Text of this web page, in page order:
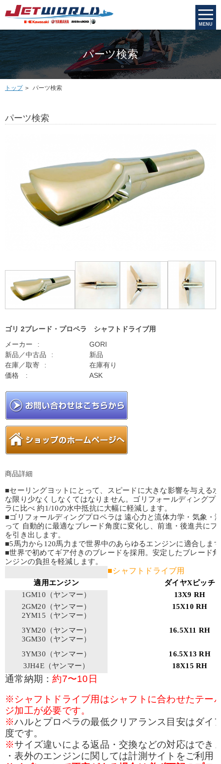
MENU
パーツ検索
トップ パーツ検索
パーツ検索
ゴリ 2ブレード・プロペラ シャフトドライブ用
メーカー
GORI
新品／中古品
新品
在庫／取寄
在庫有り
価格
ASK
商品詳細
■セーリングヨットにとって、スピードに大きな影響を与える
な限り少なくしなくてはなりません。ゴリフォールディングプ
ラに比べ 約1/10の水中抵抗に大幅に軽減します。
■ゴリフォールディングプロペラは 遠心力と流体力学・気象・
って 自動的に最適なブレード角度に変化し、前進・後進共にフ
を引き出します。
■5馬力から120馬力まで世界中のあらゆるエンジンに適合しま
■世界で初めてギア付きのブレードを採用。安定したブレード
ンジンの負担を軽減します。
■シャフトドライブ用
適用エンジン
ダイヤXピッチ
1GM10（ヤンマー）
13X9 RH
2GM20（ヤンマー）
2YM15（ヤンマー）
15X10 RH
3YM20（ヤンマー）
3GM30（ヤンマー）
16.5X11 RH
3YM30（ヤンマー）
16.5X13 RH
3JH4E（ヤンマー）
18X15 RH
通常納期：約7〜10日
※シャフトドライブ用はシャフトに合わせたテー
ジ加工が必要です。
※ハルとプロペラの最低クリアランス目安はダイ
度です。
※サイズ違いによる返品・交換などの対応はでき
・表外のエンジンに関しては計測サイトをご利用